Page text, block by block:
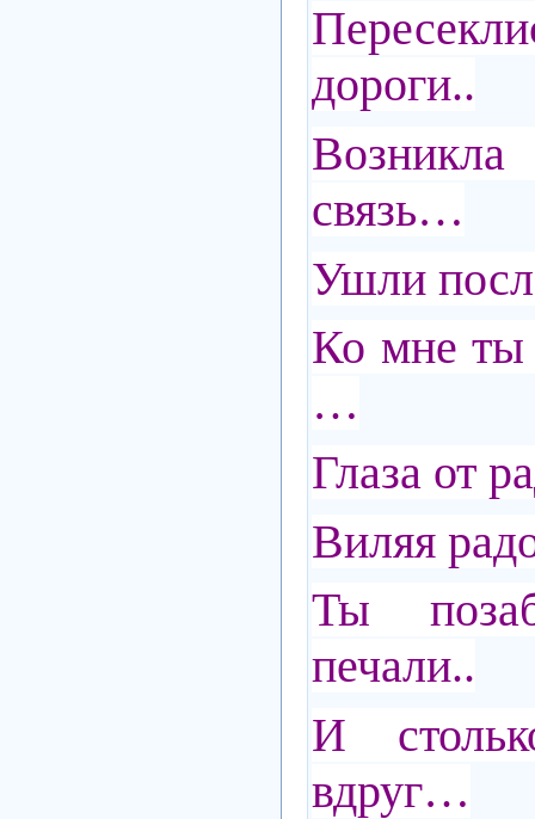
дороги..
связь…
Ушли
Ко мне
…
Глаза от
Виляя
Ты
печали..
И
вдруг…